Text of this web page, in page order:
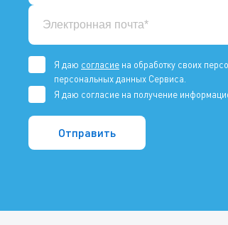
Я даю согласие на обработку своих
персональных данных Сервиса.
Я даю согласие на получение